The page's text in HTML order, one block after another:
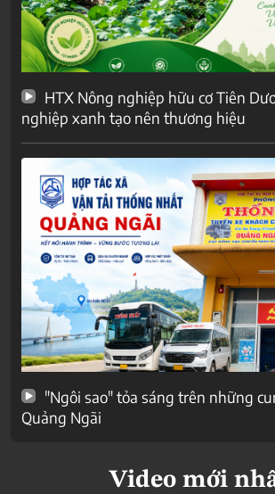
HTX Nông nghiệp hữu cơ Tiên
nghiệp xanh tạo nên thương hiệu
"Ngôi sao" tỏa sáng trên những
Quảng Ngãi
Video mới